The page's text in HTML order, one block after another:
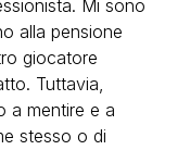
Mi sono
alla pensione
giocatore
Tuttavia,
a mentire e a
stesso o di